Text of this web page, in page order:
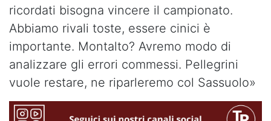
ricordati bisogna vincere il campionato.
Abbiamo rivali toste, essere cinici è
importante. Montalto? Avremo modo di
analizzare gli errori commessi. Pellegrini
vuole restare, ne riparleremo col Sassuolo»